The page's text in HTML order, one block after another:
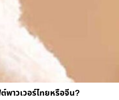
าวเวอร์ไทยหรือจีน?